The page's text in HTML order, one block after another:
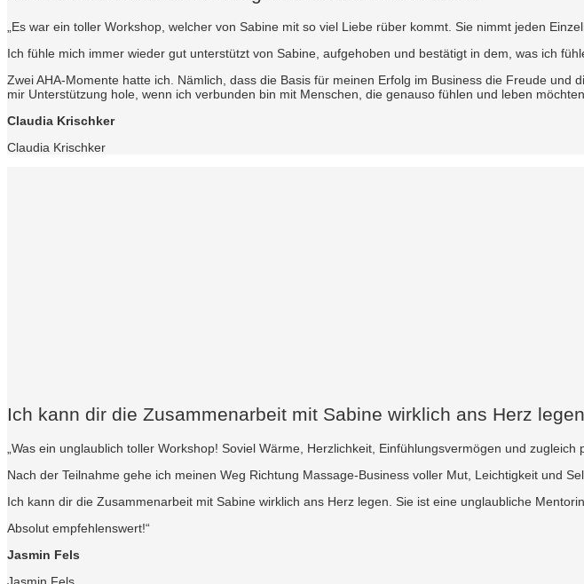
„Es war ein toller Workshop, welcher von Sabine mit so viel Liebe rüber kommt. Sie nimmt jeden
Ich fühle mich immer wieder gut unterstützt von Sabine, aufgehoben und bestätigt in dem, was ich
Zwei AHA-Momente hatte ich. Nämlich, dass die Basis für meinen Erfolg im Business die Freude
mir Unterstützung hole, wenn ich verbunden bin mit Menschen, die genauso fühlen und leben
Claudia Krischker
Claudia Krischker
Ich kann dir die Zusammenarbeit mit Sabine wirklich ans Herz
„Was ein unglaublich toller Workshop! Soviel Wärme, Herzlichkeit, Einfühlungsvermögen und
Nach der Teilnahme gehe ich meinen Weg Richtung Massage-Business voller Mut, Leichtigkeit und
Ich kann dir die Zusammenarbeit mit Sabine wirklich ans Herz legen. Sie ist eine unglaubliche
Absolut empfehlenswert!“
Jasmin Fels